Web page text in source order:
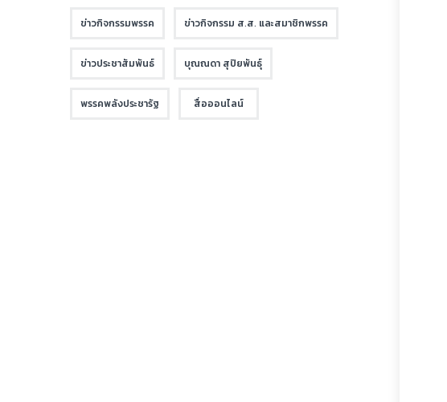
ข่าวกิจกรรมพรรค ข่าวกิจกรรม ส.ส. และสมาชิกพรรค
ข่าวประชาสัมพันธ์ บุณณดา สุปิยพันธุ์
พรรคพลังประชารัฐ สื่อออนไลน์